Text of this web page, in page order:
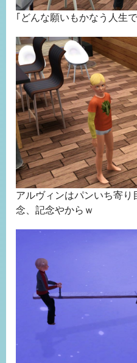
｢どんな願いもかなう人生
アルヴィンはパンいち寄
念、記念やからｗ